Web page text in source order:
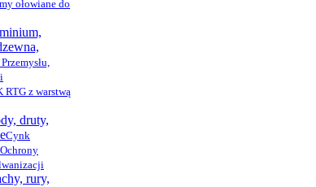
ołowiane do
RTG z warstwą
druty,
Cynk
rury,